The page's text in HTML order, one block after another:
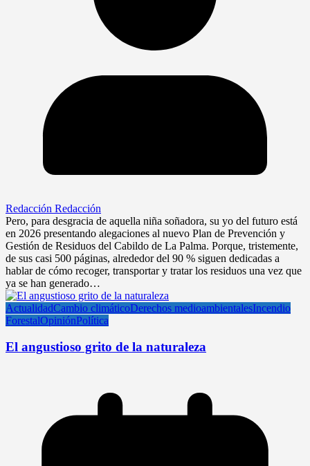
Redacción Redacción
Pero, para desgracia de aquella niña soñadora, su yo del futuro está
en 2026 presentando alegaciones al nuevo Plan de Prevención y
Gestión de Residuos del Cabildo de La Palma. Porque, tristemente,
de sus casi 500 páginas, alrededor del 90 % siguen dedicadas a
hablar de cómo recoger, transportar y tratar los residuos una vez que
ya se han generado…
ActualidadCambio climáticoDerechos medioambientalesIncendio
ForestalOpiniónPolítica
El angustioso grito de la naturaleza